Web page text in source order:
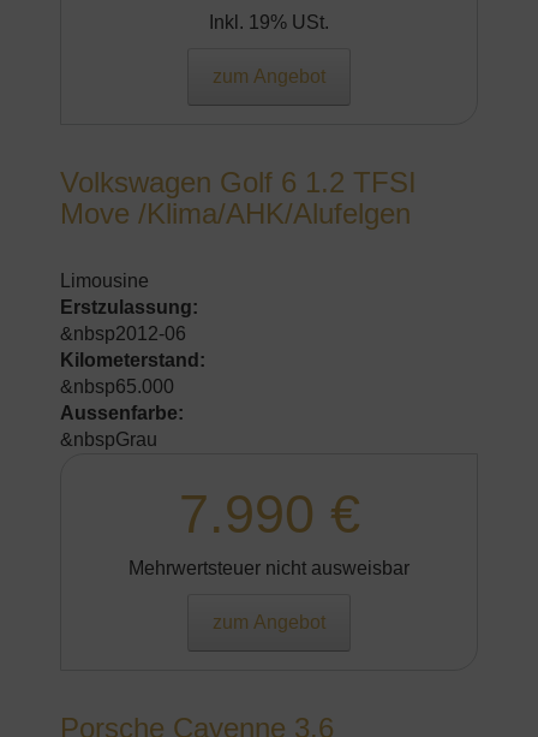
Inkl. 19% USt.
zum Angebot
Volkswagen Golf 6 1.2 TFSI
Move /Klima/AHK/Alufelgen
Limousine
Erstzulassung:
&nbsp2012-06
Kilometerstand:
&nbsp65.000
Aussenfarbe:
&nbspGrau
7.990 €
Mehrwertsteuer nicht ausweisbar
zum Angebot
Porsche Cayenne 3.6